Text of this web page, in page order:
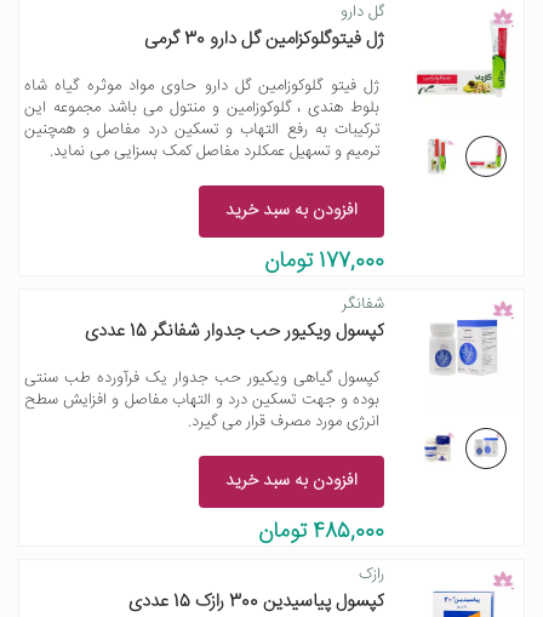
گل دارو
ژل فیتوگلوکزامین گل دارو 30 گرمی
ژل فیتو گلوکوزامین گل دارو حاوی مواد موثره گیاه شاه
بلوط هندی ، گلوکوزامین و منتول می باشد مجموعه این
ترکیبات به رفع التهاب و تسکین درد مفاصل و همچنین
ترمیم و تسهیل عمکلرد مفاصل کمک بسزایی می نماید.
افزودن به سبد خرید
177,000 تومان
شفانگر
کپسول ویکیور حب جدوار شفانگر 15 عددی
کپسول گیاهی ویکیور حب جدوار یک فرآورده طب سنتی
بوده و جهت تسکین درد و التهاب مفاصل و افزایش سطح
انرژی مورد مصرف قرار می گیرد.
افزودن به سبد خرید
485,000 تومان
رازک
کپسول پیاسیدین 300 رازک 15 عددی